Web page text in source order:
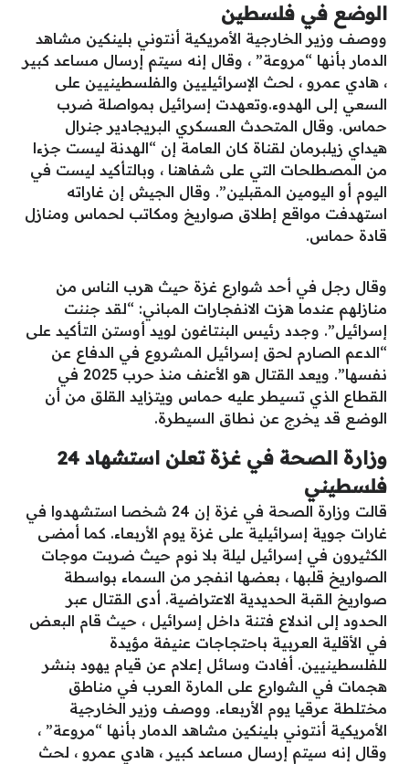
الوضع في فلسطين
ووصف وزير الخارجية الأمريكية أنتوني بلينكين مشاهد
الدمار بأنها “مروعة” ، وقال إنه سيتم إرسال مساعد كبير
، هادي عمرو ، لحث الإسرائيليين والفلسطينيين على
السعي إلى الهدوء.وتعهدت إسرائيل بمواصلة ضرب
حماس. وقال المتحدث العسكري البريجادير جنرال
هيداي زيلبرمان لقناة كان العامة إن “الهدنة ليست جزءا
من المصطلحات التي على شفاهنا ، وبالتأكيد ليست في
اليوم أو اليومين المقبلين”. وقال الجيش إن غاراته
استهدفت مواقع إطلاق صواريخ ومكاتب لحماس ومنازل
قادة حماس.
وقال رجل في أحد شوارع غزة حيث هرب الناس من
منازلهم عندما هزت الانفجارات المباني: “لقد جننت
إسرائيل”. وجدد رئيس البنتاغون لويد أوستن التأكيد على
“الدعم الصارم لحق إسرائيل المشروع في الدفاع عن
نفسها”. ويعد القتال هو الأعنف منذ حرب 2025 في
القطاع الذي تسيطر عليه حماس ويتزايد القلق من أن
الوضع قد يخرج عن نطاق السيطرة.
وزارة الصحة في غزة تعلن استشهاد 24
فلسطيني
قالت وزارة الصحة في غزة إن 24 شخصا استشهدوا في
غارات جوية إسرائيلية على غزة يوم الأربعاء. كما أمضى
الكثيرون في إسرائيل ليلة بلا نوم حيث ضربت موجات
الصواريخ قلبها ، بعضها انفجر من السماء بواسطة
صواريخ القبة الحديدية الاعتراضية. أدى القتال عبر
الحدود إلى اندلاع فتنة داخل إسرائيل ، حيث قام البعض
في الأقلية العربية باحتجاجات عنيفة مؤيدة
للفلسطينيين. أفادت وسائل إعلام عن قيام يهود بنشر
هجمات في الشوارع على المارة العرب في مناطق
مختلطة عرقيا يوم الأربعاء. ووصف وزير الخارجية
الأمريكية أنتوني بلينكين مشاهد الدمار بأنها “مروعة” ،
وقال إنه سيتم إرسال مساعد كبير ، هادي عمرو ، لحث